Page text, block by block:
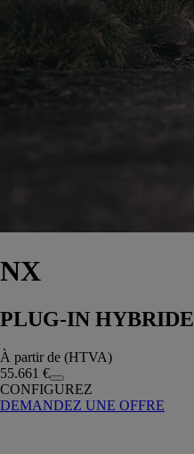
NX
PLUG-IN HYBRIDE
À partir de (HTVA)
55.661 €
CONFIGUREZ
DEMANDEZ UNE OFFRE